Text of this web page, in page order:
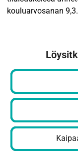
kouluarvosanan 9,3.­­­­